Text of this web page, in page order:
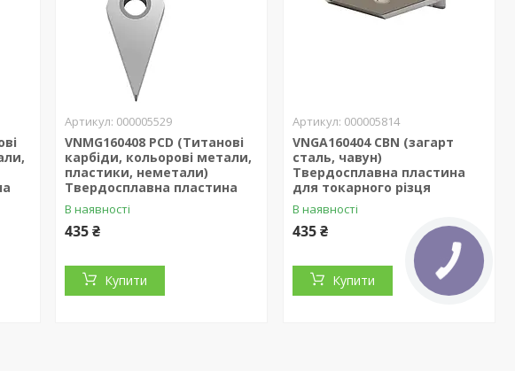
000005529
VNMG160408 PCD (Титанові
карбіди, кольорові метали,
пластики, неметали)
Твердосплавна пластина
В наявності
435 ₴
Купити
000005814
VNGA160404 CBN (загарт
сталь, чавун)
Твердосплавна пластина
для токарного різця
В наявності
435 ₴
Купити